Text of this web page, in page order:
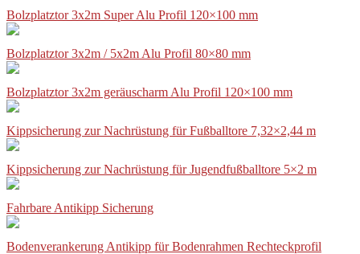
Bolzplatztor 3x2m Super Alu Profil 120×100 mm
Bolzplatztor 3x2m / 5x2m Alu Profil 80×80 mm
Bolzplatztor 3x2m geräuscharm Alu Profil 120×100 mm
Kippsicherung zur Nachrüstung für Fußballtore 7,32×2,44 m
Kippsicherung zur Nachrüstung für Jugendfußballtore 5×2 m
Fahrbare Antikipp Sicherung
Bodenverankerung Antikipp für Bodenrahmen Rechteckprofil